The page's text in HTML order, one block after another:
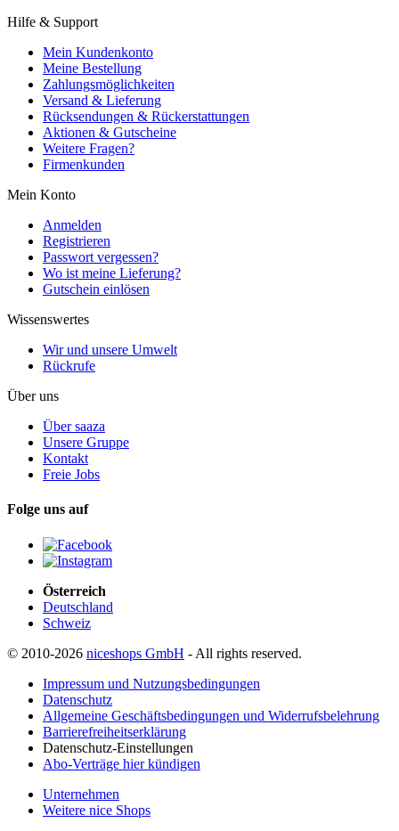
Hilfe & Support
Mein Kundenkonto
Meine Bestellung
Zahlungsmöglichkeiten
Versand & Lieferung
Rücksendungen & Rückerstattungen
Aktionen & Gutscheine
Weitere Fragen?
Firmenkunden
Mein Konto
Anmelden
Registrieren
Passwort vergessen?
Wo ist meine Lieferung?
Gutschein einlösen
Wissenswertes
Wir und unsere Umwelt
Rückrufe
Über uns
Über saaza
Unsere Gruppe
Kontakt
Freie Jobs
Folge uns auf
Österreich
Deutschland
Schweiz
© 2010-2026 niceshops GmbH - All rights reserved.
Impressum und Nutzungsbedingungen
Datenschutz
Allgemeine Geschäftsbedingungen und Widerrufsbelehrung
Barrierefreiheitserklärung
Datenschutz-Einstellungen
Abo-Verträge hier kündigen
Unternehmen
Weitere nice Shops